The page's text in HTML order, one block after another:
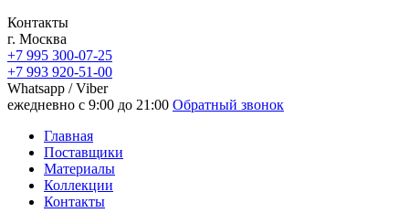
Контакты
г. Москва
+7 995 300-07-25
+7 993 920-51-00
Whatsapp / Viber
ежедневно с 9:00 до 21:00 Обратный звонок
Главная
Поставщики
Материалы
Коллекции
Контакты